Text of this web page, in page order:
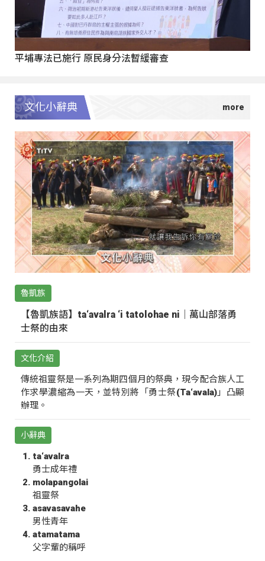
平埔專法已施行 原民身分法暫緩審查
文化小辭典
魯凱族
【魯凱族語】ta‘avalra ‘i tatolohae ni｜萬山部落勇
士祭的由來
文化介紹
傳統祖靈祭是一系列為期四個月的祭典，現今配合族人工
作求學濃縮為一天，並特別將「勇士祭(Ta‘avala)」凸顯
辦理。
小辭典
ta‘avalra
勇士成年禮
molapangolai
祖靈祭
asavasavahe
男性青年
atamatama
父字輩的稱呼